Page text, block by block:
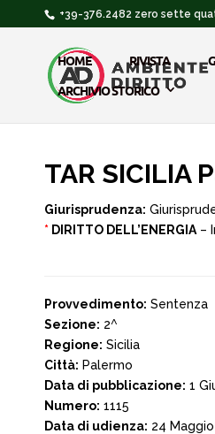
+39-376.2482 zero sette
HOME RIVISTA
ARCHIVIO STORICO
TAR SICILIA
Giurisprudenza:
* DIRITTO DELL’ENERGIA –
Provvedimento: Sentenza
Sezione: 2^
Regione: Sicilia
Città: Palermo
Data di pubblicazione: 1
Numero: 1115
Data di udienza: 24